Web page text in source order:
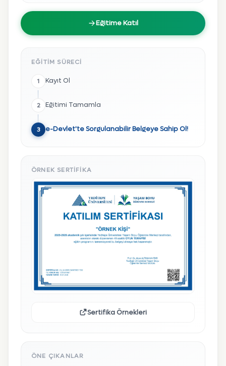
Eğitime Katıl
EĞITIM SÜRECI
1 Kayıt Ol
2 Eğitimi Tamamla
3 e-Devlet'te Sorgulanabilir Belgeye Sahip Ol!
ÖRNEK SERTIFIKA
Sertifika Örnekleri
ÖNE ÇIKANLAR